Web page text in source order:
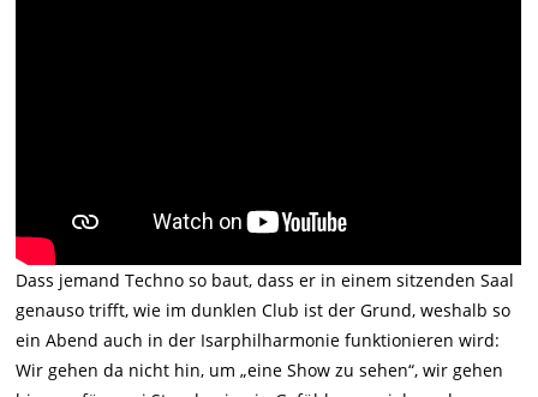
Dass jemand Techno so baut, dass er in einem sitzenden Saal
genauso trifft, wie im dunklen Club ist der Grund, weshalb so
ein Abend auch in der Isarphilharmonie funktionieren wird:
Wir gehen da nicht hin, um „eine Show zu sehen“, wir gehen